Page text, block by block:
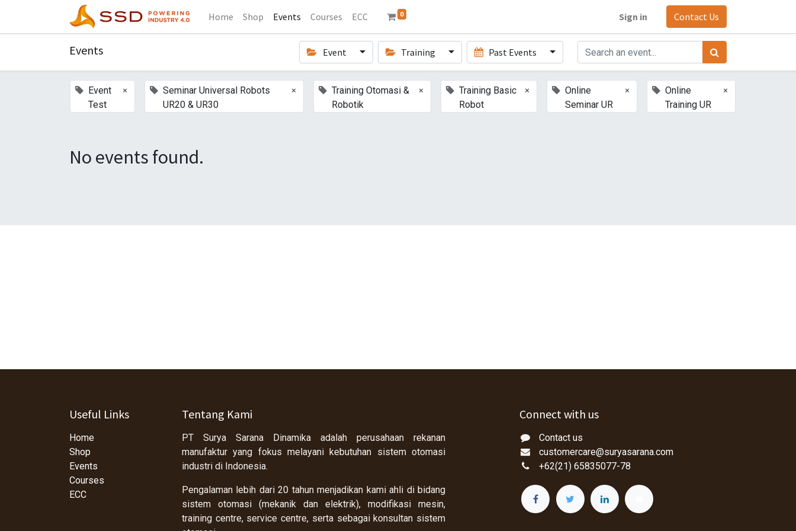
Home Shop Events Courses ECC 0 Sign in Contact Us
Events Event Training Past Events
Event
Test
×
Seminar Universal Robots
UR20 & UR30
×
Training Otomasi &
Robotik
×
Training Basic
Robot
×
Online
Seminar UR
×
Online
Training UR
×
No events found.
Useful Links
Home
Shop
Events
Courses
ECC
Tentang Kami
PT Surya Sarana Dinamika adalah perusahaan rekanan
manufaktur yang fokus melayani kebutuhan sistem otomasi
industri di Indonesia.
Pengalaman lebih dari 20 tahun menjadikan kami ahli di bidang
sistem otomasi (mekanik dan elektrik), modifikasi mesin,
training centre, service centre, serta sebagai konsultan sistem
Connect with us
Contact us
customercare@suryasarana.com
+62(21) 65835077-78